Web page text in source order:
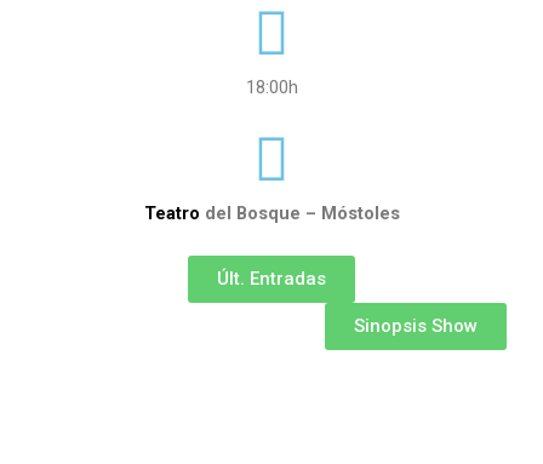
18:00h
Teatro del Bosque – Móstoles
Últ. Entradas
Sinopsis Show